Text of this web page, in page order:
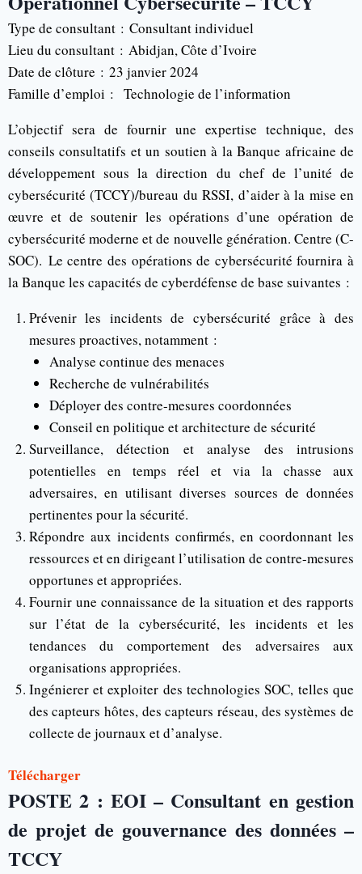
Type de consultant : Consultant individuel
Lieu du consultant : Abidjan, Côte d’Ivoire
Date de clôture : 23 janvier 2024
Famille d’emploi : Technologie de l’information
L’objectif sera de fournir une expertise technique, des
conseils consultatifs et un soutien à la Banque africaine de
développement sous la direction du chef de l’unité de
cybersécurité (TCCY)/bureau du RSSI, d’aider à la mise en
œuvre et de soutenir les opérations d’une opération de
cybersécurité moderne et de nouvelle génération. Centre (C-
SOC). Le centre des opérations de cybersécurité fournira à
la Banque les capacités de cyberdéfense de base suivantes :
Prévenir les incidents de cybersécurité grâce à des
mesures proactives, notamment :
Analyse continue des menaces
Recherche de vulnérabilités
Déployer des contre-mesures coordonnées
Conseil en politique et architecture de sécurité
Surveillance, détection et analyse des intrusions
potentielles en temps réel et via la chasse aux
adversaires, en utilisant diverses sources de données
pertinentes pour la sécurité.
Répondre aux incidents confirmés, en coordonnant les
ressources et en dirigeant l’utilisation de contre-mesures
opportunes et appropriées.
Fournir une connaissance de la situation et des rapports
sur l’état de la cybersécurité, les incidents et les
tendances du comportement des adversaires aux
organisations appropriées.
Ingénierer et exploiter des technologies SOC, telles que
des capteurs hôtes, des capteurs réseau, des systèmes de
collecte de journaux et d’analyse.
Télécharger
POSTE 2 : EOI – Consultant en gestion
de projet de gouvernance des données –
TCCY